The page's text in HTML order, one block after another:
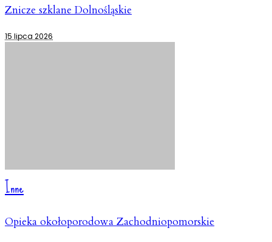
Znicze szklane Dolnośląskie
15 lipca 2026
Inne
Opieka okołoporodowa Zachodniopomorskie